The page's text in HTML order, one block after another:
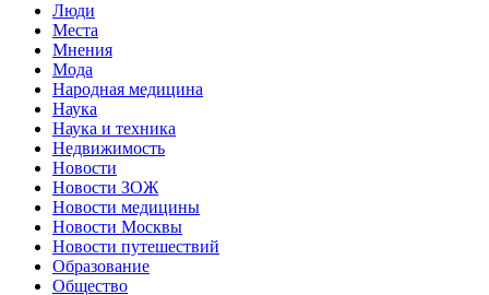
Люди
Места
Мнения
Мода
Народная медицина
Наука
Наука и техника
Недвижимость
Новости
Новости ЗОЖ
Новости медицины
Новости Москвы
Новости путешествий
Образование
Общество